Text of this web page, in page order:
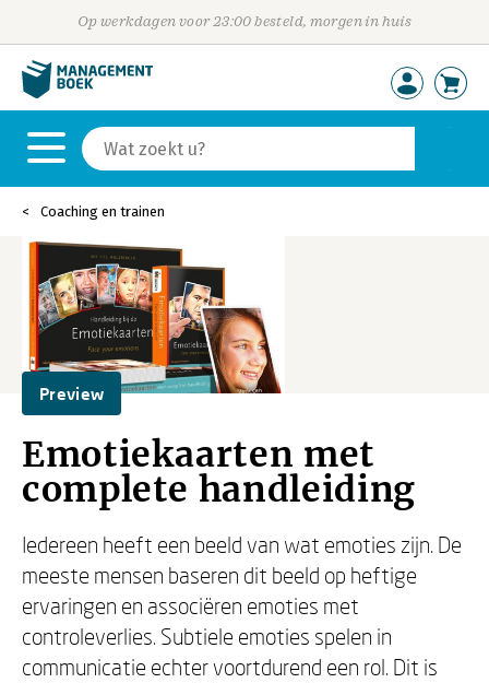
Op werkdagen voor 23:00 besteld, morgen in huis
Coaching en trainen
Preview
Emotiekaarten met
complete handleiding
Iedereen heeft een beeld van wat emoties zijn. De
meeste mensen baseren dit beeld op heftige
ervaringen en associëren emoties met
controleverlies. Subtiele emoties spelen in
communicatie echter voortdurend een rol. Dit is